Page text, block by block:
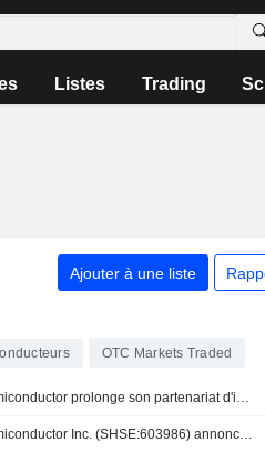
Listes Trading
Ajouter à une liste
OTC Markets Traded
GigaDevice Semiconductor prolonge son partenariat d'investissement jusqu'en 2027 ; le titre chute de 8 %
GigaDevice Semiconductor Inc. (SHSE:603986) annonce un programme de rachat d'actions pour un montant de 2 000 millions CNY.